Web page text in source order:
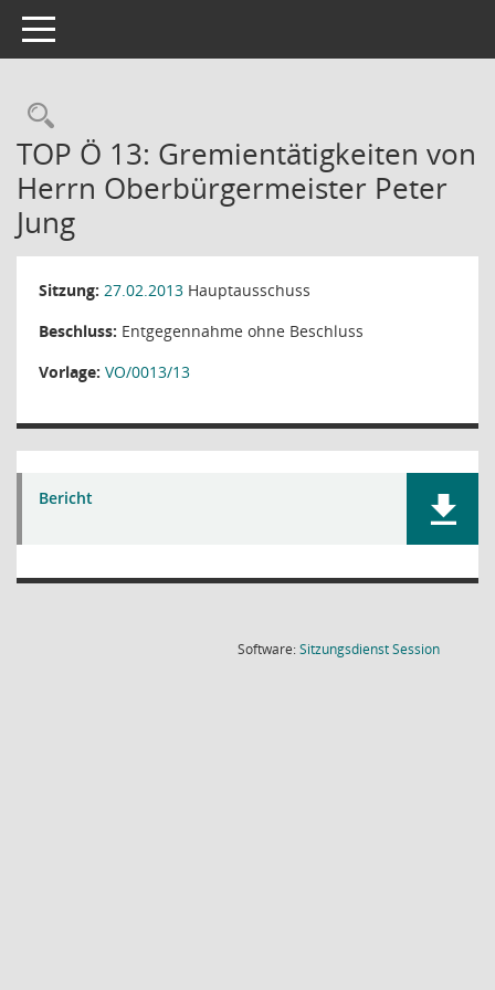
Toggle navigation
Rechercheauswahl
TOP Ö 13: Gremientätigkeiten von
Herrn Oberbürgermeister Peter
Jung
Sitzung: 27.02.2013 Hauptausschuss
Beschluss: Entgegennahme ohne Beschluss
Vorlage: VO/0013/13
Bericht
Software:SitzungsdienstSession(Wird in